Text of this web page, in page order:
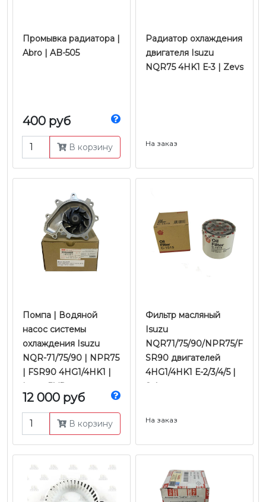
Промывка радиатора |
Abro | AB-505
400 руб
В корзину
Радиатор охлаждения
двигателя Isuzu
NQR75 4HK1 Е-3 | Zevs
На заказ
Помпа | Водяной
насос системы
охлаждения Isuzu
NQR-71/75/90 | NPR75
| FSR90 4HG1/4HK1 |
Isuzu BVP
12 000 руб
В корзину
Фильтр масляный
Isuzu
NQR71/75/90/NPR75/F
SR90 двигателей
4HG1/4HK1 Е-2/3/4/5 |
Sakura
На заказ